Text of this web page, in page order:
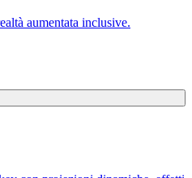
aumentata inclusive.